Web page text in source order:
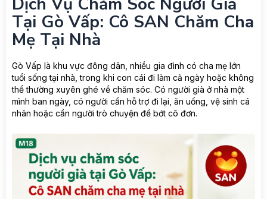
Tại Gò Vấp: Cô SAN Chăm Cha
Mẹ Tại Nhà
Gò Vấp là khu vực đông dân, nhiều gia đình có cha mẹ lớn
tuổi sống tại nhà, trong khi con cái đi làm cả ngày hoặc không
thể thường xuyên ghé về chăm sóc. Có người già ở nhà một
mình ban ngày, có người cần hỗ trợ đi lại, ăn uống, vệ sinh cá
nhân hoặc cần người trò chuyện để bớt cô đơn.